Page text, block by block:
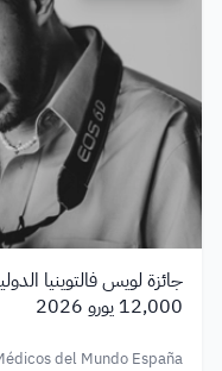
جائزة لويس فالتوينيا
12,000 يورو 2026
del Mundo España